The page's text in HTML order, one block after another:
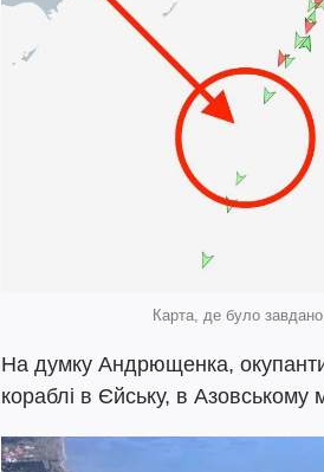
Карта, де було
На думку Андрющенка, окупанти
кораблі в Єйську, в Азовському